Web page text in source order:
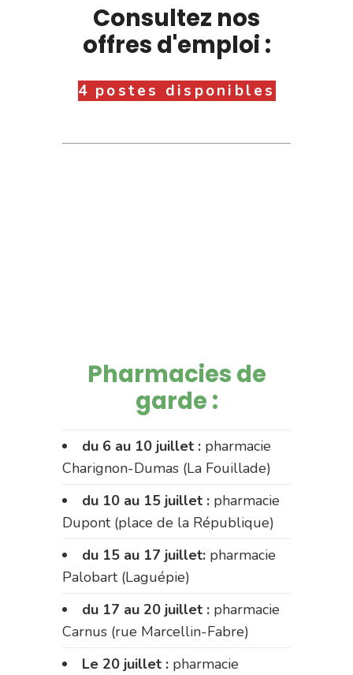
Consultez nos
offres d'emploi :
4 postes disponibles
Pharmacies de
garde :
du 6 au 10 juillet : pharmacie
Charignon-Dumas (La Fouillade)
du 10 au 15 juillet : pharmacie
Dupont (place de la République)
du 15 au 17 juillet: pharmacie
Palobart (Laguépie)
du 17 au 20 juillet : pharmacie
Carnus (rue Marcellin-Fabre)
Le 20 juillet : pharmacie